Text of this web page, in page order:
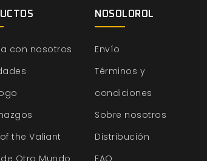
con nosotros
the Valiant
Otro Mundo
NOSOLOROL
Envío
Términos y
condiciones
Sobre nosotros
Distribución
FAQ